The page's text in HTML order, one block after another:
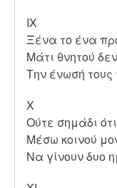
ΙΧ
Ξένα το ένα
Μάτι θνητού
Την ένωσή τους
Χ
Ούτε σημάδι
Μέσω κοινού
Να γίνουν δυο